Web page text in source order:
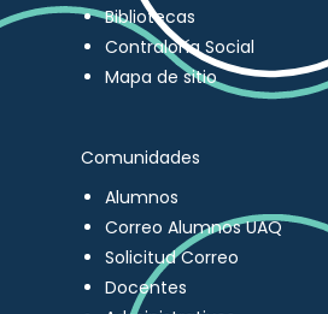
Bibliotecas
Contraloría Social
Mapa de sitio
Comunidades
Alumnos
Correo Alumnos UAQ
Solicitud Correo
Docentes